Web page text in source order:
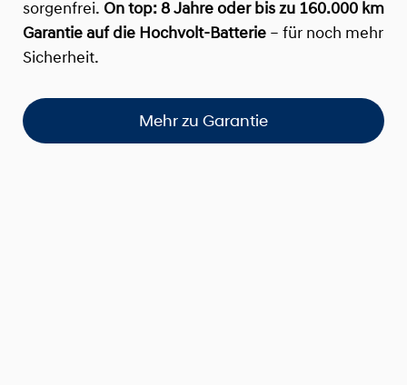
sorgenfrei. On top: 8 Jahre oder bis zu 160.000 km
Garantie auf die Hochvolt-Batterie – für noch mehr
Sicherheit.
Mehr zu Garantie